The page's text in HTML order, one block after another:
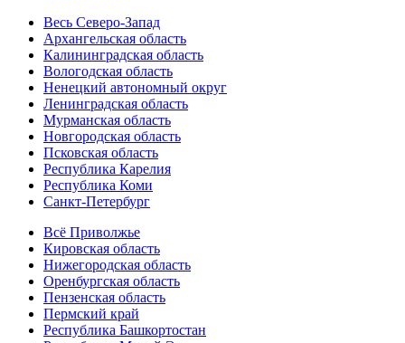
Весь Северо-Запад
Архангельская область
Калининградская область
Вологодская область
Ненецкий автономный округ
Ленинградская область
Мурманская область
Новгородская область
Псковская область
Республика Карелия
Республика Коми
Санкт-Петербург
Всё Приволжье
Кировская область
Нижегородская область
Оренбургская область
Пензенская область
Пермский край
Республика Башкортостан